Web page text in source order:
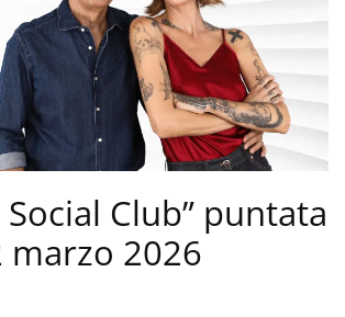
Social Club” puntata
marzo 2026